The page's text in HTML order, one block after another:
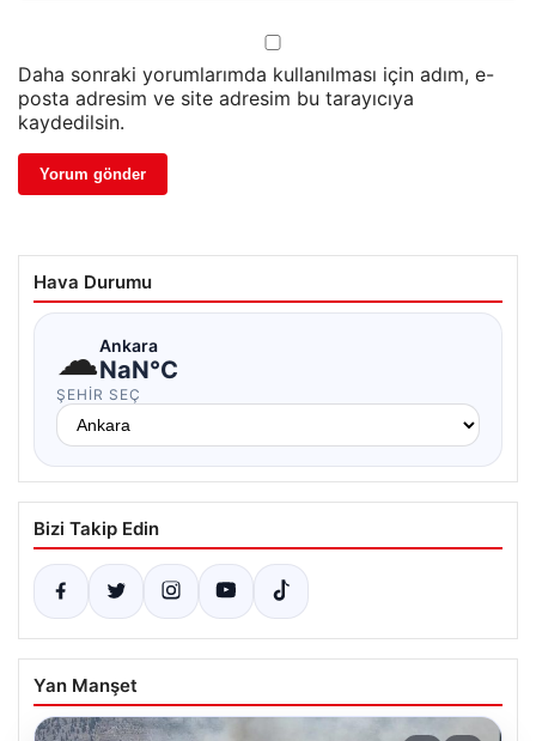
Daha sonraki yorumlarımda kullanılması için adım, e-
posta adresim ve site adresim bu tarayıcıya
kaydedilsin.
Hava Durumu
☁Ankara
NaN°C
ŞEHIR SEÇ
Bizi Takip Edin
Yan Manşet